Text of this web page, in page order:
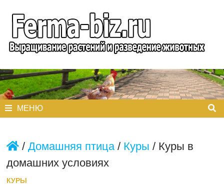
содержимому
МЕНЮ
/ Домашняя птица/ Куры / Куры в
домашних условиях
КУРЫ